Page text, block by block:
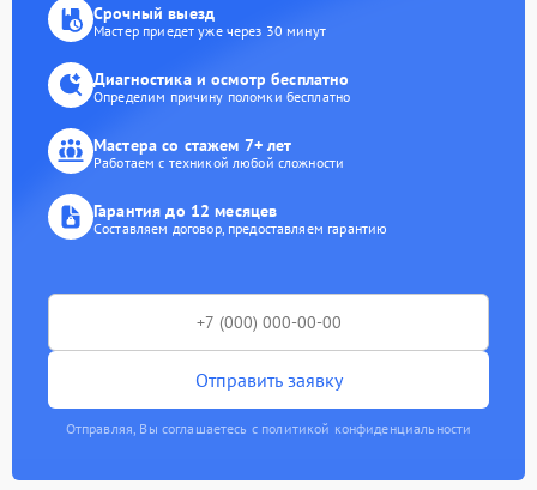
Срочный выезд
Мастер приедет уже через 30 минут
Диагностика и осмотр бесплатно
Определим причину поломки бесплатно
Мастера со стажем 7+ лет
Работаем с техникой любой сложности
Гарантия до 12 месяцев
Составляем договор, предоставляем гарантию
Отправить заявку
Отправляя, Вы соглашаетесь с политикой конфиденциальности